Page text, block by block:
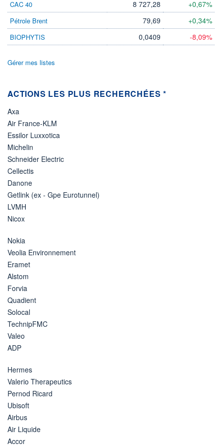
Non éligible
Boursobank
CAC 40 8 727,28 +0,67%
Pétrole Brent 79,69 +0,34%
BIOPHYTIS 0,0409 -8,09%
Gérer mes listes
ACTIONS LES PLUS RECHERCHÉES *
Axa
Air France-KLM
Essilor Luxxotica
Michelin
Schneider Electric
Cellectis
Danone
Getlink (ex - Gpe Eurotunnel)
LVMH
Nicox
Nokia
Veolia Environnement
Eramet
Alstom
Forvia
Quadient
Solocal
TechnipFMC
Valeo
ADP
Hermes
Valerio Therapeutics
Pernod Ricard
Ubisoft
Airbus
Air Liquide
Accor